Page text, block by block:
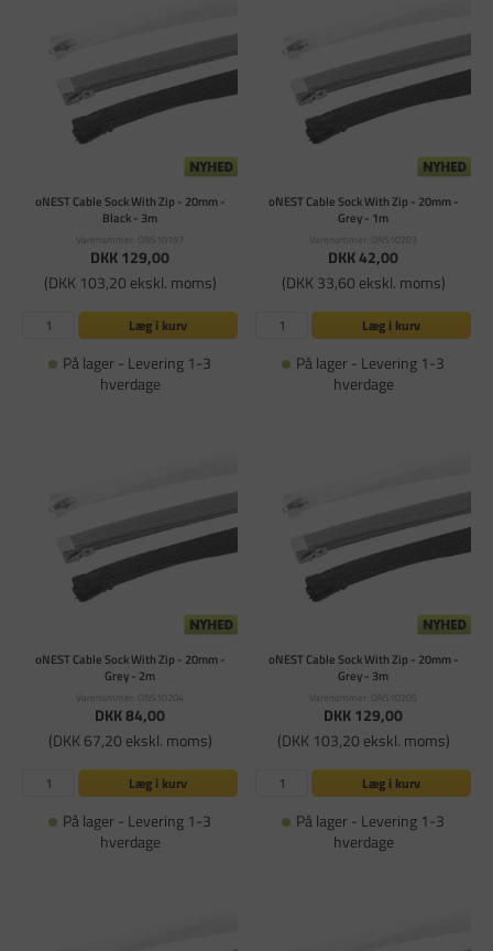
oNEST Cable Sock With Zip - 20mm -
Black - 3m
Varenummer: ONS10197
DKK 129,00
(DKK 103,20 ekskl. moms)
Læg i kurv
På lager - Levering 1-3
hverdage
oNEST Cable Sock With Zip - 20mm -
Grey - 1m
Varenummer: ONS10203
DKK 42,00
(DKK 33,60 ekskl. moms)
Læg i kurv
På lager - Levering 1-3
hverdage
oNEST Cable Sock With Zip - 20mm -
Grey - 2m
Varenummer: ONS10204
DKK 84,00
(DKK 67,20 ekskl. moms)
Læg i kurv
På lager - Levering 1-3
hverdage
oNEST Cable Sock With Zip - 20mm -
Grey - 3m
Varenummer: ONS10205
DKK 129,00
(DKK 103,20 ekskl. moms)
Læg i kurv
På lager - Levering 1-3
hverdage